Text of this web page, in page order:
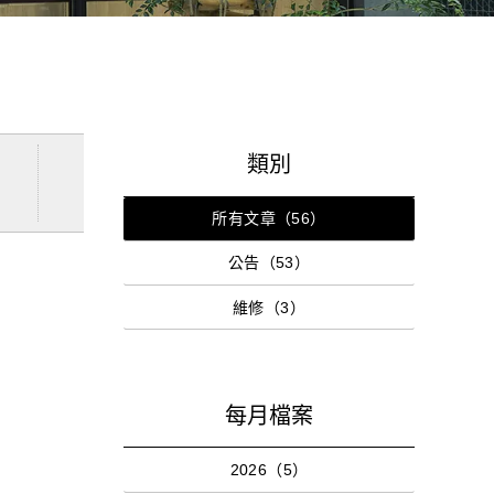
類別
所有文章（56）
公告（53）
維修（3）
每月檔案
2026（5）